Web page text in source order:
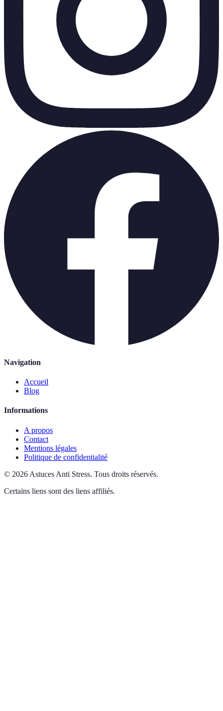
Navigation
Accueil
Blog
Informations
A propos
Contact
Mentions légales
Politique de confidentialité
© 2026 Astuces Anti Stress. Tous droits réservés.
Certains liens sont des liens affiliés.